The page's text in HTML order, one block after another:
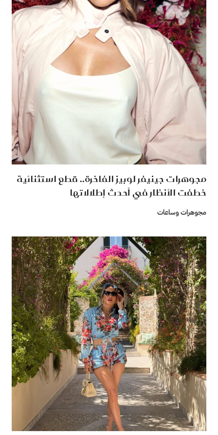
مجوهرات جينيفر لوبيز الفاخرة.. قطع استثنائية
خطفت الأنظار في أحدث إطلالاتها
مجوهرات وساعات